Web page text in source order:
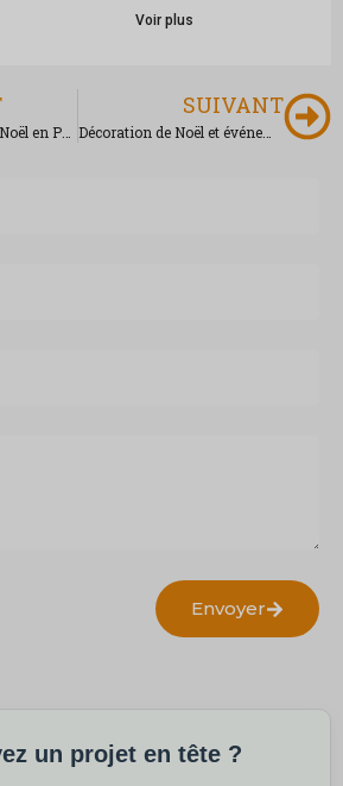
Voir plus
SUIVANT
Décoration de Noël et événements en 3D pour les boîtes à cadeaux
Envoyer
un projet en tête ?